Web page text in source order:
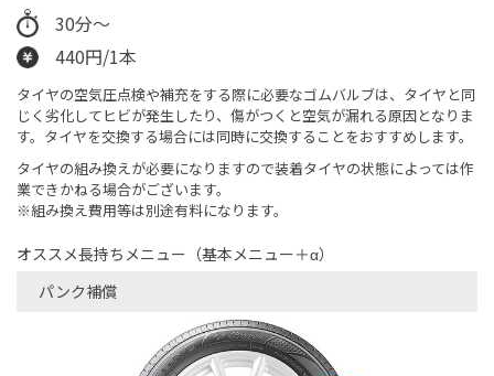
30分～
440円/1本
タイヤの空気圧点検や補充をする際に必要なゴムバルブは、タイヤと同
じく劣化してヒビが発生したり、傷がつくと空気が漏れる原因となりま
す。タイヤを交換する場合には同時に交換することをおすすめします。
タイヤの組み換えが必要になりますので装着タイヤの状態によっては作
業できかねる場合がございます。
※組み換え費用等は別途有料になります。
オススメ長持ちメニュー（基本メニュー＋α）
パンク補償